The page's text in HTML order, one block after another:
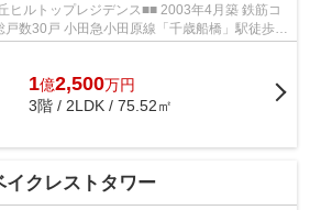
レジデンス■■ 2003年4月築 鉄筋コ
歳船橋」駅徒歩10
ス ペ...
1億2,500万円
3階 / 2LDK / 75.52㎡
イクレストタワー